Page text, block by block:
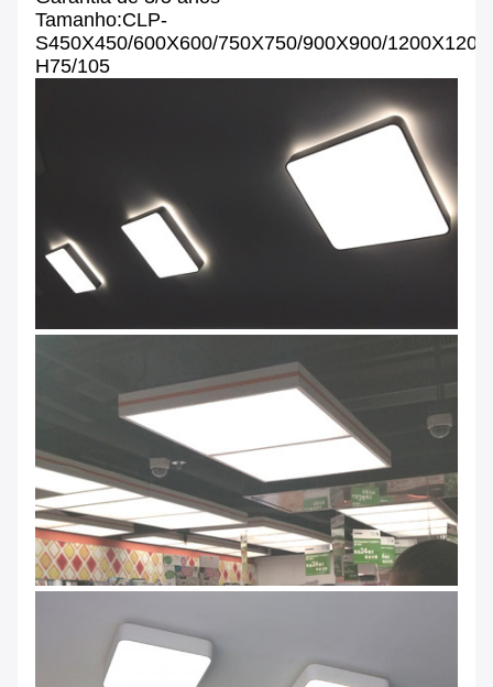
Tamanho:CLP-
S450X450/600X600/750X750/900X900/
H75/105